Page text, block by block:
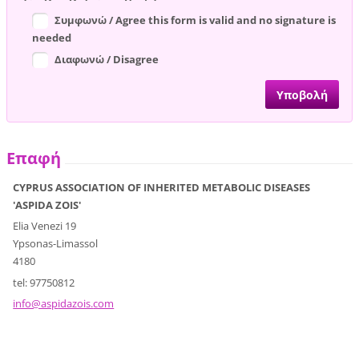
Συμφωνώ / Agree this form is valid and no signature is
needed
Διαφωνώ / Disagree
Επαφή
CYPRUS ASSOCIATION OF INHERITED METABOLIC DISEASES
'ASPIDA ZOIS'
Elia Venezi 19
Ypsonas-Limassol
4180
tel: 97750812
info@aspidazois.com